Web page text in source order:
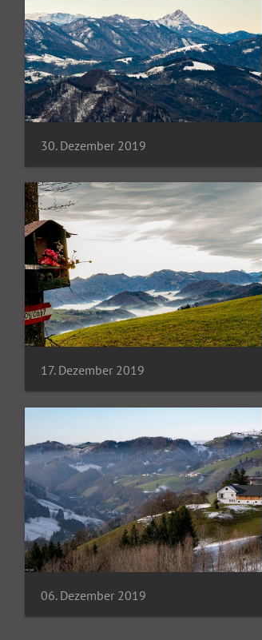
30. Dezember 2019
17. Dezember 2019
06. Dezember 2019